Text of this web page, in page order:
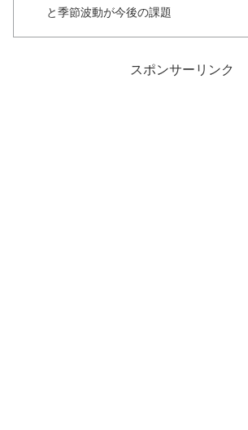
と季節波動が今後の課題
スポンサーリンク